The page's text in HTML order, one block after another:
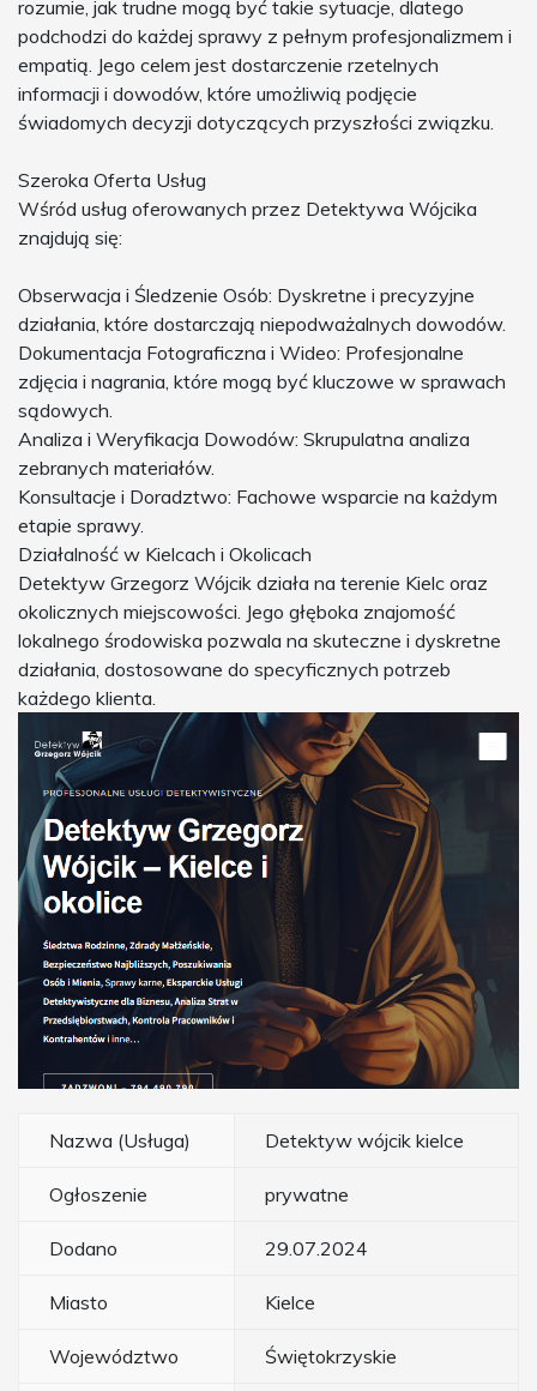
rozumie, jak trudne mogą być takie sytuacje, dlatego
podchodzi do każdej sprawy z pełnym profesjonalizmem i
empatią. Jego celem jest dostarczenie rzetelnych
informacji i dowodów, które umożliwią podjęcie
świadomych decyzji dotyczących przyszłości związku.
Szeroka Oferta Usług
Wśród usług oferowanych przez Detektywa Wójcika
znajdują się:
Obserwacja i Śledzenie Osób: Dyskretne i precyzyjne
działania, które dostarczają niepodważalnych dowodów.
Dokumentacja Fotograficzna i Wideo: Profesjonalne
zdjęcia i nagrania, które mogą być kluczowe w sprawach
sądowych.
Analiza i Weryfikacja Dowodów: Skrupulatna analiza
zebranych materiałów.
Konsultacje i Doradztwo: Fachowe wsparcie na każdym
etapie sprawy.
Działalność w Kielcach i Okolicach
Detektyw Grzegorz Wójcik działa na terenie Kielc oraz
okolicznych miejscowości. Jego głęboka znajomość
lokalnego środowiska pozwala na skuteczne i dyskretne
działania, dostosowane do specyficznych potrzeb
każdego klienta.
Nazwa (Usługa) Detektyw wójcik kielce
Ogłoszenie prywatne
Dodano 29.07.2024
Miasto Kielce
Województwo Świętokrzyskie